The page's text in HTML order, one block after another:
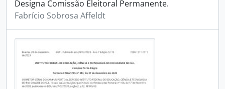
Designa Comissão Eleitoral Permanente.
Fabrício Sobrosa Affeldt